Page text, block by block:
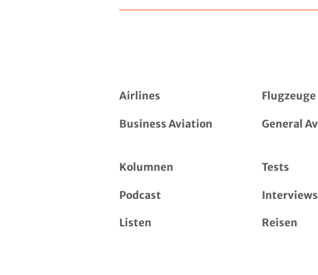
Airlines Flugzeuge
Business Aviation General
Kolumnen Tests
Podcast Interviews
Listen Reisen